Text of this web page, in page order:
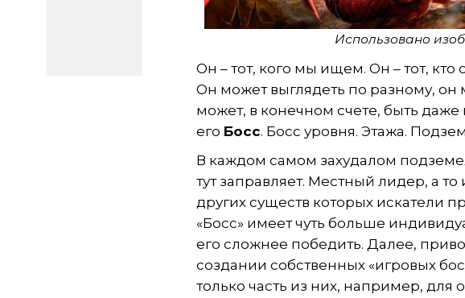
Использовано
Он – тот, кого мы ищем. Он – тот, кто
Он может выглядеть по разному,
может, в конечном счете, быть даже
его Босс. Босс уровня. Этажа.
В каждом самом захудалом
тут заправляет. Местный лидер, а
других существ которых искатели
«Босс» имеет чуть больше
его сложнее победить. Далее,
создании собственных «игровых
только часть из них, например,